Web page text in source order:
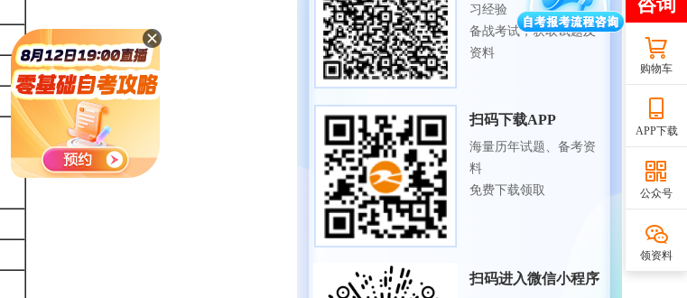
习经验
备战考试，获取试题及
资料
扫码下载APP
海量历年试题、备考资
料
免费下载领取
扫码进入微信小程序
购物车
APP下载
公众号
领资料